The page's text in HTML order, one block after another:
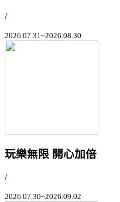
/
2026.07.31~2026.08.30
玩樂無限 開心加倍
/
2026.07.30~2026.09.02